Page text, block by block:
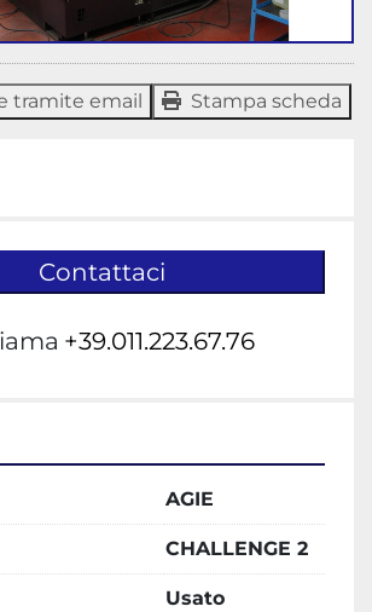
tramite email Stampa scheda
Contattaci
+39.011.223.67.76
AGIE
CHALLENGE 2
Usato